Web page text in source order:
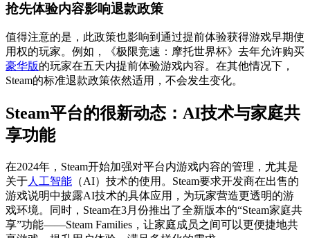
抢先体验内容影响退款政策
值得注意的是，此政策也影响到通过提前体验获得游戏早期使
用权的玩家。例如，《极限竞速：摩托世界杯》去年允许购买
豪华版的玩家在五天内提前体验游戏内容。在其他情况下，
Steam的标准退款政策依然适用，不会发生变化。
Steam平台的很新动态：AI技术与家庭共
享功能
在2024年，Steam开始加强对平台内游戏内容的管理，尤其是
关于人工智能 （AI）技术的使用。Steam要求开发商在出售的
游戏说明中披露AI技术的具体应用，为玩家营造更透明的游
戏环境。同时，Steam在3月份推出了全新版本的“Steam家庭共
享”功能——Steam Families，让家庭成员之间可以更便捷地共